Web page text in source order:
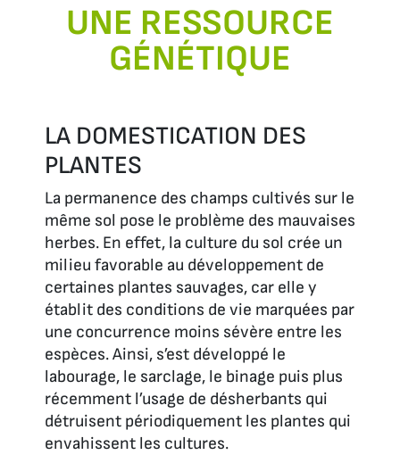
UNE RESSOURCE
GÉNÉTIQUE
LA DOMESTICATION DES
PLANTES
La permanence des champs cultivés sur le
même sol pose le problème des mauvaises
herbes. En effet, la culture du sol crée un
milieu favorable au développement de
certaines plantes sauvages, car elle y
établit des conditions de vie marquées par
une concurrence moins sévère entre les
espèces. Ainsi, s’est développé le
labourage, le sarclage, le binage puis plus
récemment l’usage de désherbants qui
détruisent périodiquement les plantes qui
envahissent les cultures.